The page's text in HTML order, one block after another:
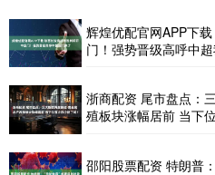
辉煌优配官网APP下
门！强势晋级高呼中
浙商配资 尾市盘点：
殖板块涨幅居前 当下
邵阳股票配资 特朗普